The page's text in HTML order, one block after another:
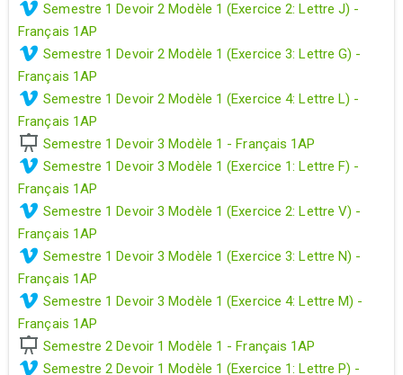
Semestre 1 Devoir 2 Modèle 1 (Exercice 2: Lettre J) -
Français 1AP
Semestre 1 Devoir 2 Modèle 1 (Exercice 3: Lettre G) -
Français 1AP
Semestre 1 Devoir 2 Modèle 1 (Exercice 4: Lettre L) -
Français 1AP
Semestre 1 Devoir 3 Modèle 1 - Français 1AP
Semestre 1 Devoir 3 Modèle 1 (Exercice 1: Lettre F) -
Français 1AP
Semestre 1 Devoir 3 Modèle 1 (Exercice 2: Lettre V) -
Français 1AP
Semestre 1 Devoir 3 Modèle 1 (Exercice 3: Lettre N) -
Français 1AP
Semestre 1 Devoir 3 Modèle 1 (Exercice 4: Lettre M) -
Français 1AP
Semestre 2 Devoir 1 Modèle 1 - Français 1AP
Semestre 2 Devoir 1 Modèle 1 (Exercice 1: Lettre P) -